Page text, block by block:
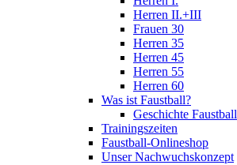
Herren II.+III
Frauen 30
Herren 35
Herren 45
Herren 55
Herren 60
Was ist Faustball?
Geschichte Faustball
Trainingszeiten
Faustball-Onlineshop
Unser Nachwuchskonzept